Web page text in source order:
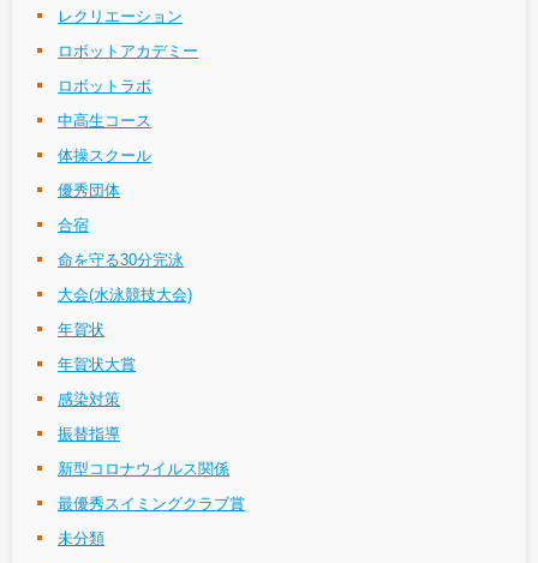
レクリエーション
ロボットアカデミー
ロボットラボ
中高生コース
体操スクール
優秀団体
合宿
命を守る30分完泳
大会(水泳競技大会)
年賀状
年賀状大賞
感染対策
振替指導
新型コロナウイルス関係
最優秀スイミングクラブ賞
未分類